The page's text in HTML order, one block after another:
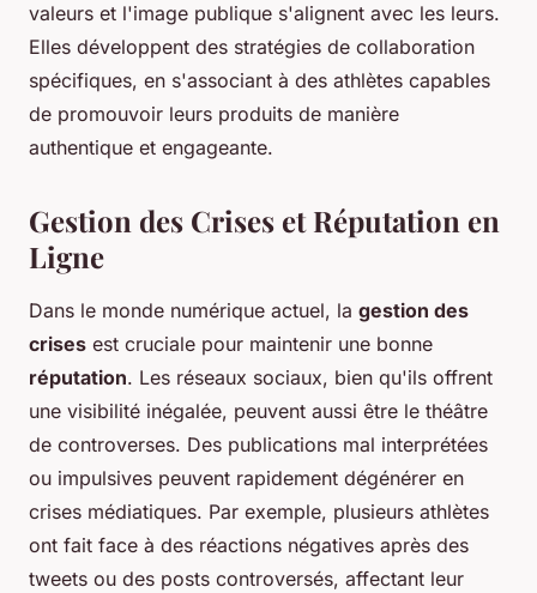
valeurs et l'image publique s'alignent avec les leurs.
Elles développent des stratégies de collaboration
spécifiques, en s'associant à des athlètes capables
de promouvoir leurs produits de manière
authentique et engageante.
Gestion des Crises et Réputation en
Ligne
Dans le monde numérique actuel, la gestion des
crises est cruciale pour maintenir une bonne
réputation. Les réseaux sociaux, bien qu'ils offrent
une visibilité inégalée, peuvent aussi être le théâtre
de controverses. Des publications mal interprétées
ou impulsives peuvent rapidement dégénérer en
crises médiatiques. Par exemple, plusieurs athlètes
ont fait face à des réactions négatives après des
tweets ou des posts controversés, affectant leur